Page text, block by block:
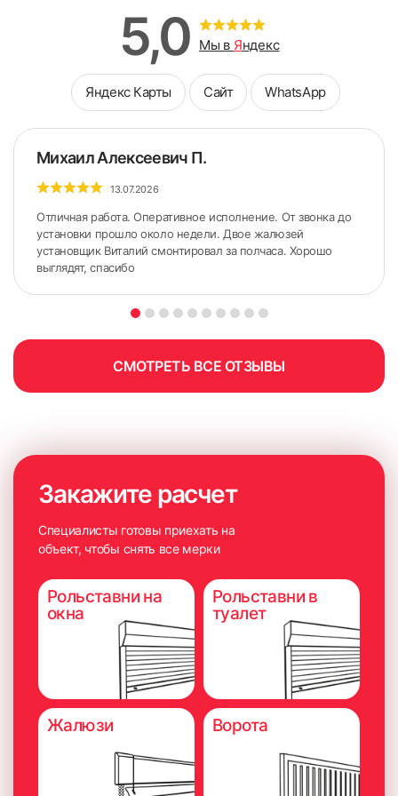
нижнему и верхнему краю);
ВЫСОТА измеряется по стыкам Штапика и Рамы (по
правому и левому краю).
короб был установлен прямо.
5,0 Мы в Яндекс
Яндекс Карты Сайт WhatsApp
Михаил Алексеевич П.
13.07.2026
Отличная работа. Оперативное исполнение. От звонка до
установки прошло около недели. Двое жалюзей
установщик Виталий смонтировал за полчаса. Хорошо
выглядят, спасибо
СМОТРЕТЬ ВСЕ ОТЗЫВЫ
Закажите расчет
Специалисты готовы приехать на
объект, чтобы снять все мерки
Рольставни на
окна
Рольставни в
туалет
Жалюзи Ворота